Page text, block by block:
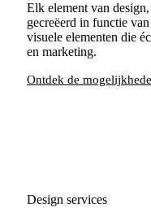
Elk element van
gecreëerd in functie
visuele elementen die
en marketing.
Ontdek de
Design services